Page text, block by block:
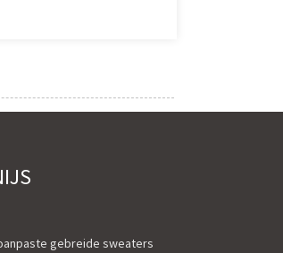
gebreide sweaters